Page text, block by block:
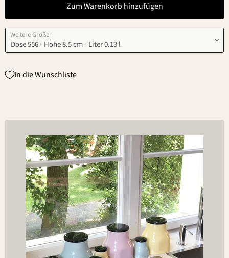
Zum Warenkorb hinzufügen
Weitere Größen
In die Wunschliste